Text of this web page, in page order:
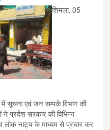
शिमला, 05
सूचना एवं जन सम्पर्क विभाग की
ने प्रदेश सरकार की विभिन्न
लोक नाट्य के माध्यम से प्रचार कर